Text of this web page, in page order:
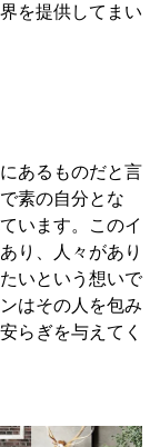
を提供してまい
あるものだと言
素の自分とな
います。このイ
り、人々があり
いという想いで
はその人を包み
らぎを与えてく